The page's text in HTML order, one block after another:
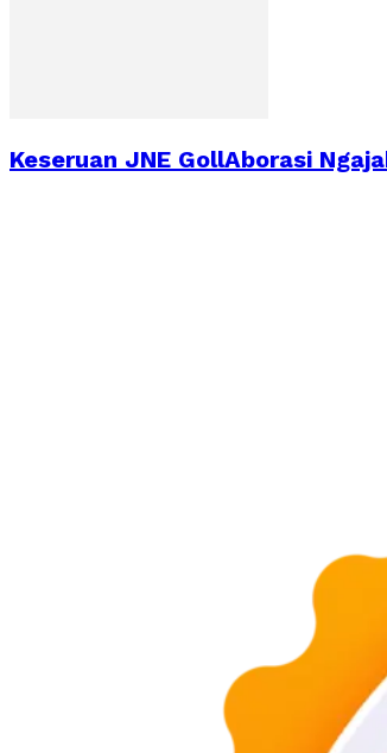
Keseruan JNE GollAborasi